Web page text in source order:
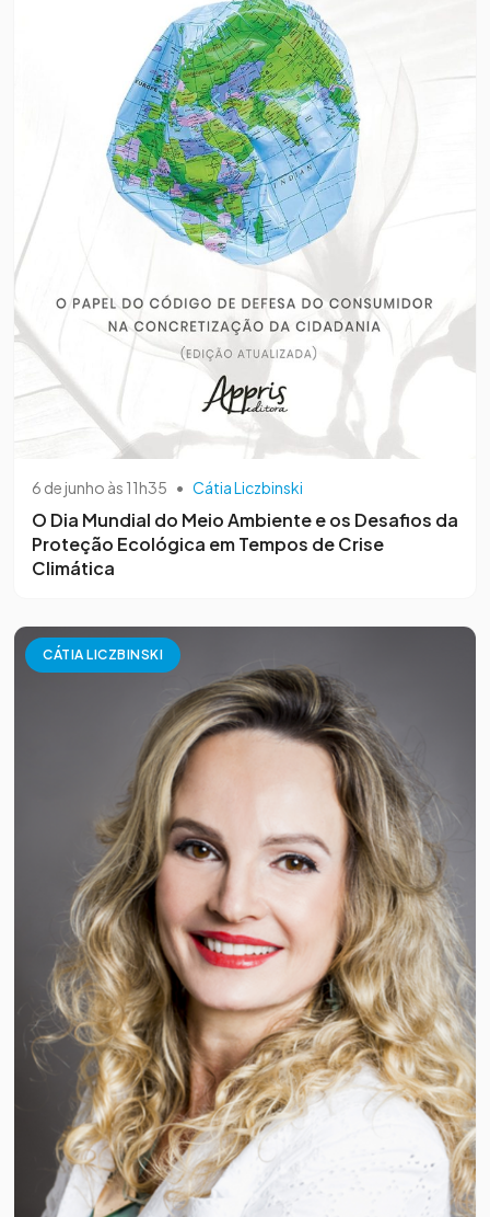
6 de junho às 11h35 • Cátia Liczbinski
O Dia Mundial do Meio Ambiente e os Desafios da
Proteção Ecológica em Tempos de Crise
Climática
CÁTIA LICZBINSKI